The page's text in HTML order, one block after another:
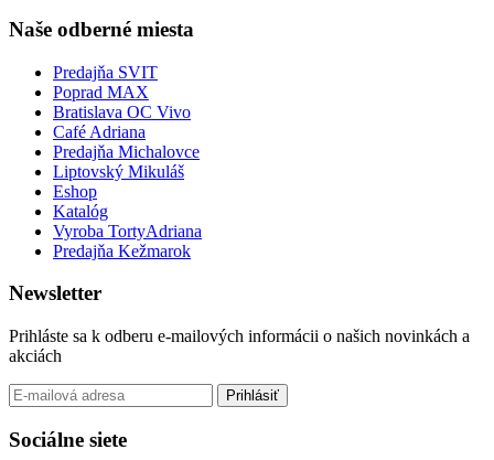
Naše odberné miesta
Predajňa SVIT
Poprad MAX
Bratislava OC Vivo
Café Adriana
Predajňa Michalovce
Liptovský Mikuláš
Eshop
Katalóg
Vyroba TortyAdriana
Predajňa Kežmarok
Newsletter
Prihláste sa k odberu e-mailových informácii o našich novinkách a
akciách
Prihlásiť
Sociálne siete